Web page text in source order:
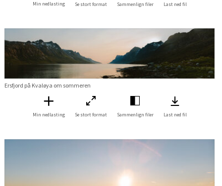
Min nedlasting Se stort format Sammenlign filer Last ned fil
Ersfjord på Kvaløya om sommeren
Min nedlasting Se stort format Sammenlign filer Last ned fil